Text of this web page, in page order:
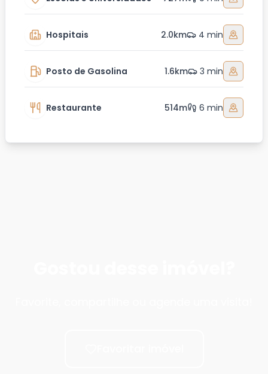
Hospitais 2.0km 4 min
Posto de Gasolina 1.6km 3 min
Restaurante 514m 6 min